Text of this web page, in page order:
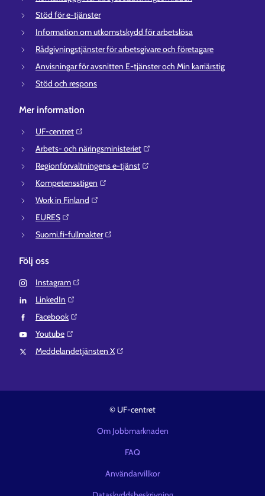
Stöd för e-tjänster
Information om utkomstskydd för arbetslösa
Rådgivningstjänster för arbetsgivare och företagare
Anvisningar för avsnitten E-tjänster och Min karriärstig
Stöd och respons
Mer information
UF-centret⁠
Arbets- och näringsministeriet⁠
Regionförvaltningens e-tjänst⁠
Kompetensstigen⁠
Work in Finland⁠
EURES⁠
Suomi.fi-fullmakter⁠
Följ oss
Instagram⁠
LinkedIn⁠
Facebook⁠
Youtube⁠
Meddelandetjänsten X⁠
© UF-centret
Om Jobbmarknaden
FAQ
Användarvillkor